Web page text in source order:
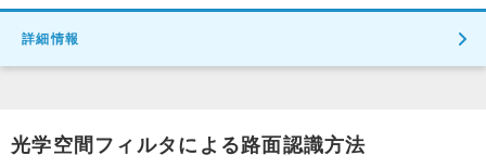
詳細情報
光学空間フィルタによる路面認識方法